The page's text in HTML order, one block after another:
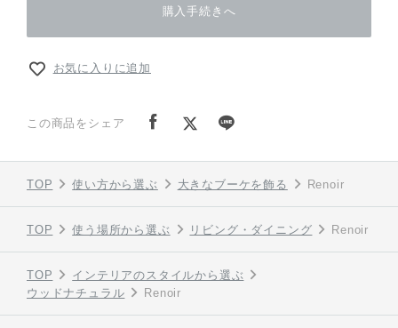
購入手続きへ
お気に入りに追加
この商品をシェア
TOP 使い方から選ぶ 大きなブーケを飾る Renoir
TOP 使う場所から選ぶ リビング・ダイニング Renoir
TOP
インテリアのスタイルから選ぶ
ウッドナチュラル
Renoir